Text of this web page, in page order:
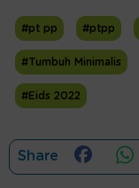
#pt pp #ptpp
#Tumbuh Minimalis
#Eids 2022
Share